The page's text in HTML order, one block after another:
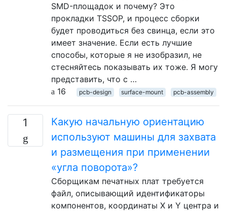
SMD-площадок и почему? Это
прокладки TSSOP, и процесс сборки
будет проводиться без свинца, если это
имеет значение. Если есть лучшие
способы, которые я не изобразил, не
стесняйтесь показывать их тоже. Я могу
представить, что с …
16
pcb-design surface-mount pcb-assembly
1
Какую начальную ориентацию
используют машины для захвата
и размещения при применении
«угла поворота»?
Сборщикам печатных плат требуется
файл, описывающий идентификаторы
компонентов, координаты X и Y центра и